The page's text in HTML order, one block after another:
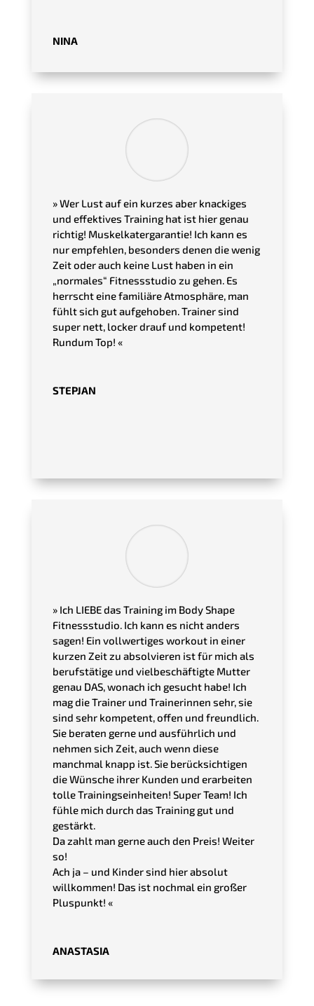
NINA
»Wer Lust auf ein kurzes aber knackiges
und effektives Training hat ist hier genau
richtig! Muskelkatergarantie! Ich kann es
nur empfehlen, besonders denen die wenig
Zeit oder auch keine Lust haben in ein
„normales“ Fitnessstudio zu gehen. Es
herrscht eine familiäre Atmosphäre, man
fühlt sich gut aufgehoben. Trainer sind
super nett, locker drauf und kompetent!
Rundum Top! «
STEPJAN
» Ich LIEBE das Training im Body Shape
Fitnessstudio. Ich kann es nicht anders
sagen! Ein vollwertiges workout in einer
kurzen Zeit zu absolvieren ist für mich als
berufstätige und vielbeschäftigte Mutter
genau DAS, wonach ich gesucht habe! Ich
mag die Trainer und Trainerinnen sehr, sie
sind sehr kompetent, offen und freundlich.
Sie beraten gerne und ausführlich und
nehmen sich Zeit, auch wenn diese
manchmal knapp ist. Sie berücksichtigen
die Wünsche ihrer Kunden und erarbeiten
tolle Trainingseinheiten! Super Team! Ich
fühle mich durch das Training gut und
gestärkt.
Da zahlt man gerne auch den Preis! Weiter
so!
Ach ja – und Kinder sind hier absolut
willkommen! Das ist nochmal ein großer
Pluspunkt! «
ANASTASIA